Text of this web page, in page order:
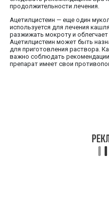
продолжительности лечения.
Ацетилцистеин — еще один
используется для лечения
разжижать мокроту и
Ацетилцистеин может быть
для приготовления раствора.
важно соблюдать
препарат имеет свои